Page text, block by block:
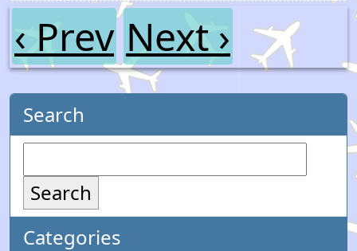
‹ Prev Next ›
Search
Search
Categories